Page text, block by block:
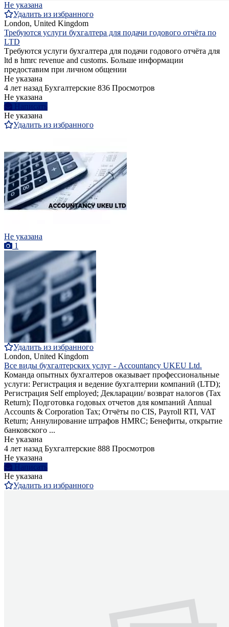
Не указана
Удалить из избранного
London, United Kingdom
Требуются услуги бухгалтера для подачи годового отчёта по
LTD
Tребуются услуги бухгалтера для подачи годового отчёта для
ltd в hmrc revenue and customs. Больше информации
предоставим при личном общении
Не указана
4 лет назад Бухгалтерские 836 Просмотров
Не указана
Написать
Не указана
Удалить из избранного
Не указана
1
Удалить из избранного
London, United Kingdom
Все виды бухгалтерских услуг - Accountancy UKEU Ltd.
Команда опытных бухгалтеров оказывает профессиональные
услуги: Регистрация и ведение бухгалтерии компаний (LTD);
Регистрация Self employed; Декларации/ возврат налогов (Tax
Return); Подготовка годовых отчетов для компаний Annual
Accounts & Corporation Tax; Отчёты по CIS, Payroll RTI, VAT
Return; Аннулирование штрафов HMRC; Бенефиты, открытие
банковского ...
Не указана
4 лет назад Бухгалтерские 888 Просмотров
Не указана
Написать
Не указана
Удалить из избранного